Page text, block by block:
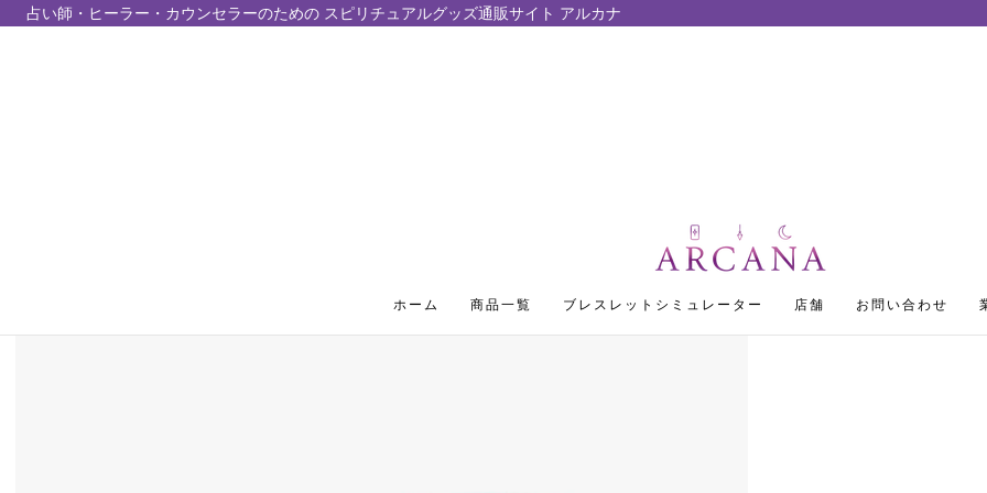
ツにスキップ
占い師・ヒーラー・カウンセラーのための スピリチュアルグッズ通販サイト アルカナ
ホーム 商品一覧 ブレスレットシミュレーター 店舗 お問い合わせ